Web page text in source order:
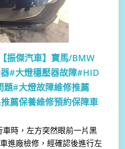
【振傑汽車】寶馬/BMW
#大燈穩壓器故障#HID
題#大燈故障維修推薦
薦保養維修預約保障車
時，左方突然眼前一片黑
進廠檢修，經確認後進行左